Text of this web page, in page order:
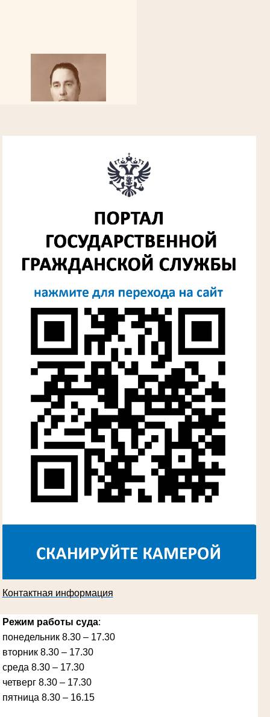
Алферьев Сергей Григорьевич
Участник Великой Отечественной войны
Председатель Губкинского городского
Лыкова Анна Захаровна
Участник Великой Отечественной войны
Судья Губкинского городского народного
суда
в период с 1960 по 1980 гг.
Косарева Александра Ивановна
Труженица тыла в годы Великой
суда
Участник Великой Отечественной войны
народного суда
в период с 1965 по 1984 гг.
Контактная информация
Режим работы суда:
понедельник 8.30 – 17.30
вторник 8.30 – 17.30
среда 8.30 – 17.30
четверг 8.30 – 17.30
пятница 8.30 – 16.15